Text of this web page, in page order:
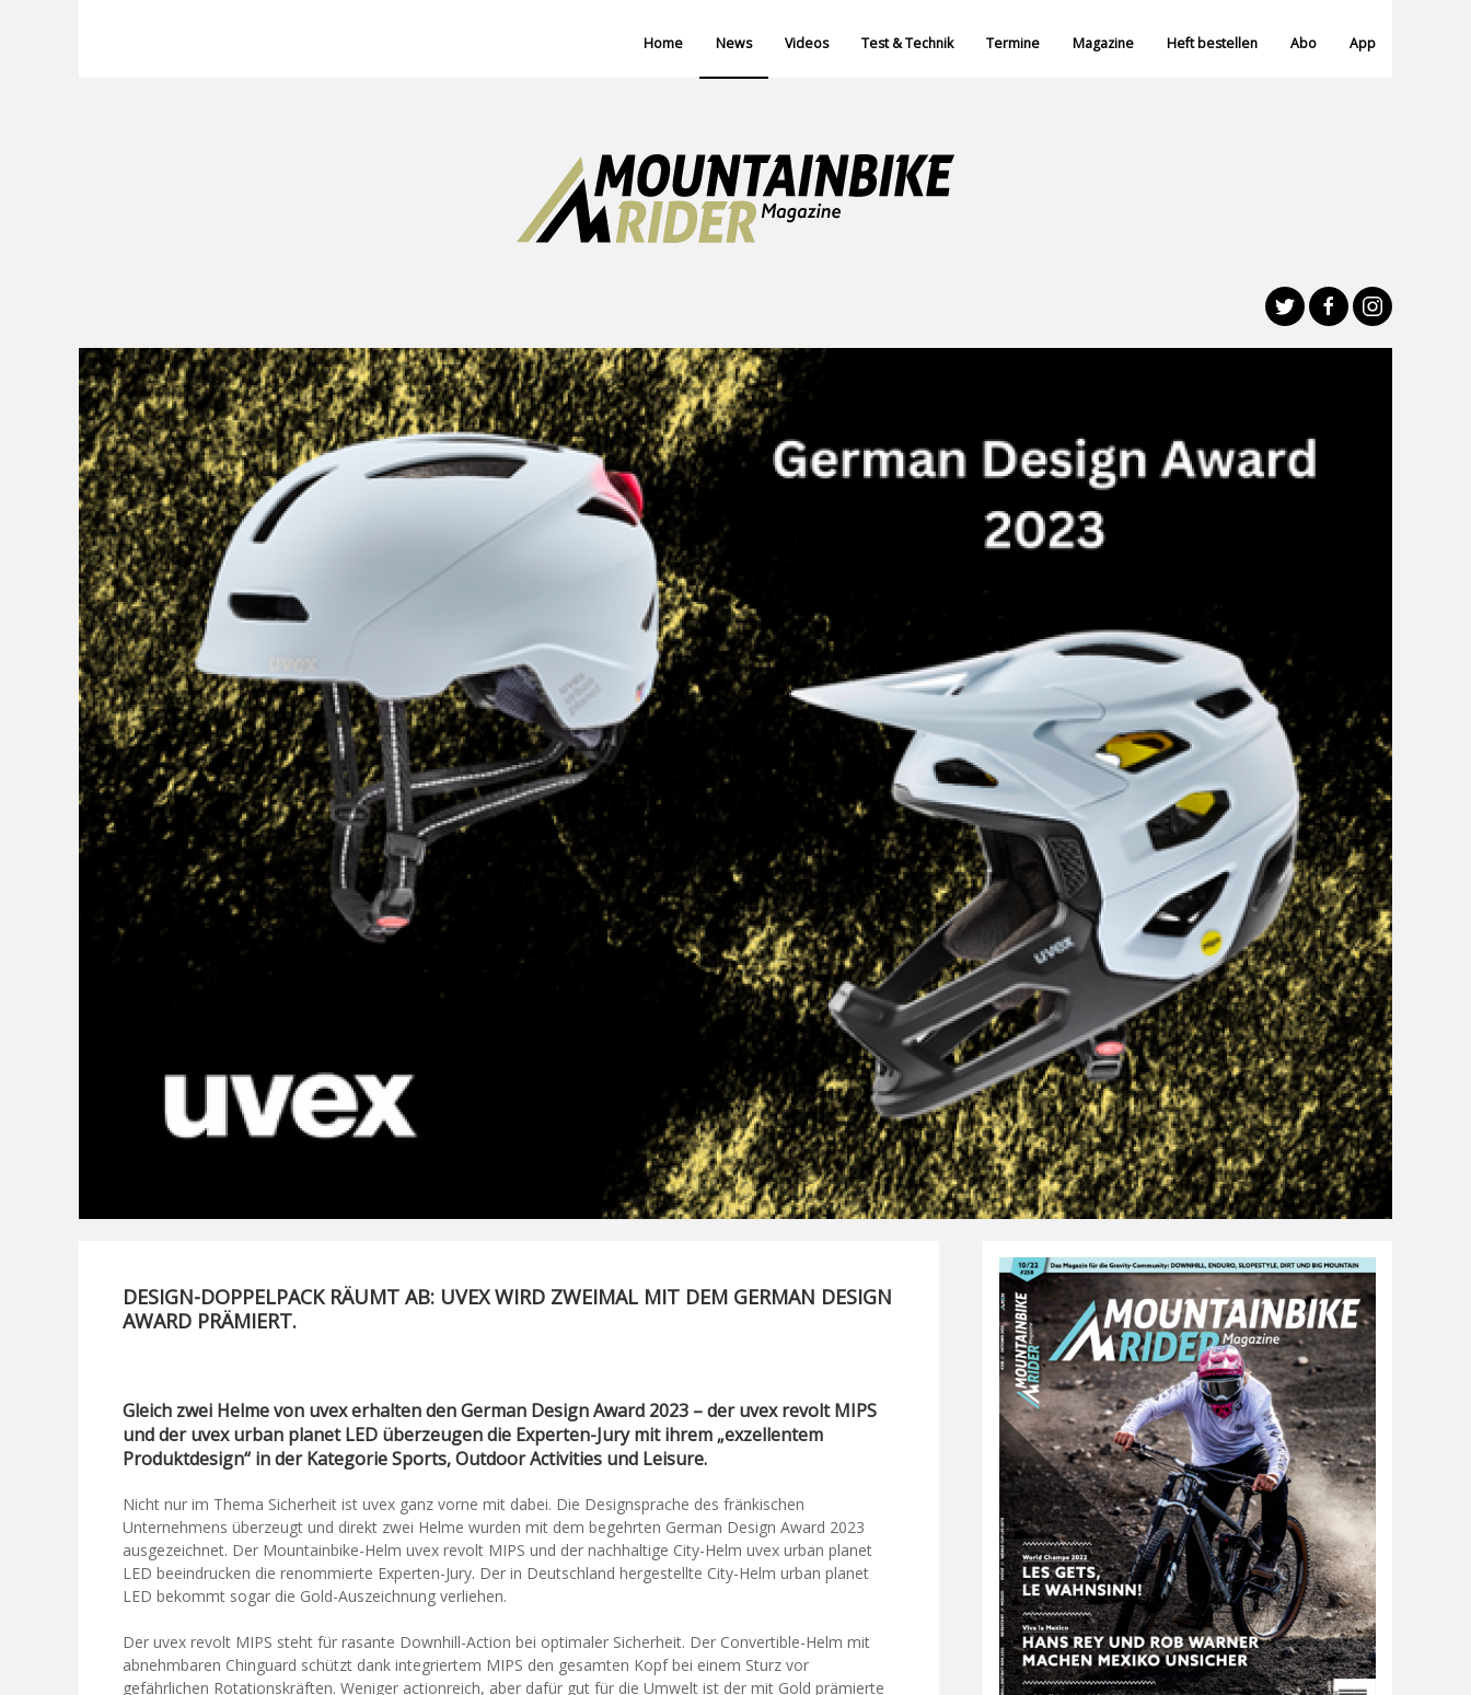
Home News Videos Test & Technik Termine Magazine Heft bestellen Abo App
DESIGN-DOPPELPACK RÄUMT AB: UVEX WIRD ZWEIMAL MIT DEM GERMAN DESIGN
AWARD PRÄMIERT.
Gleich zwei Helme von uvex erhalten den German Design Award 2023 – der uvex revolt MIPS
und der uvex urban planet LED überzeugen die Experten-Jury mit ihrem „exzellentem
Produktdesign“ in der Kategorie Sports, Outdoor Activities und Leisure.
Nicht nur im Thema Sicherheit ist uvex ganz vorne mit dabei. Die Designsprache des fränkischen
Unternehmens überzeugt und direkt zwei Helme wurden mit dem begehrten German Design Award 2023
ausgezeichnet. Der Mountainbike-Helm uvex revolt MIPS und der nachhaltige City-Helm uvex urban planet
LED beeindrucken die renommierte Experten-Jury. Der in Deutschland hergestellte City-Helm urban planet
LED bekommt sogar die Gold-Auszeichnung verliehen.
Der uvex revolt MIPS steht für rasante Downhill-Action bei optimaler Sicherheit. Der Convertible-Helm mit
abnehmbaren Chinguard schützt dank integriertem MIPS den gesamten Kopf bei einem Sturz vor
gefährlichen Rotationskräften. Weniger actionreich, aber dafür gut für die Umwelt ist der mit Gold prämierte